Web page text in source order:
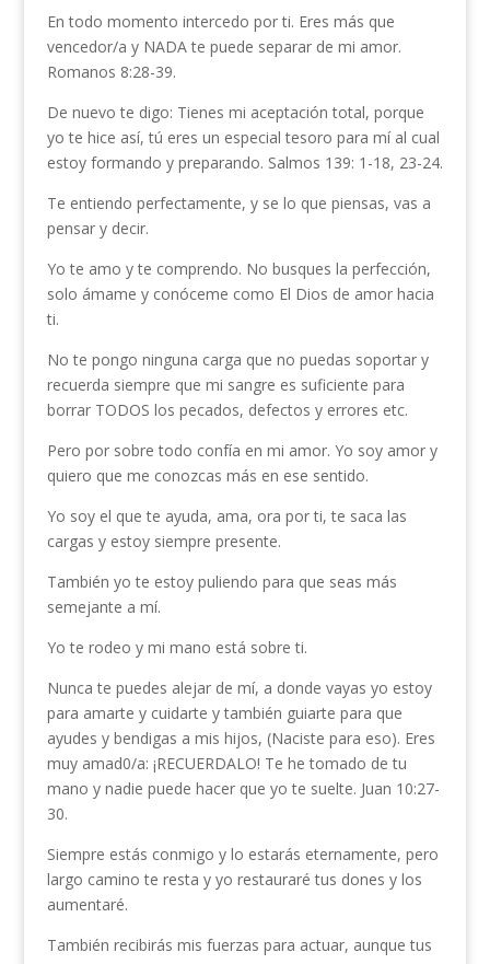
En todo momento intercedo por ti. Eres más que
vencedor/a y NADA te puede separar de mi amor.
Romanos 8:28-39.
De nuevo te digo: Tienes mi aceptación total, porque
yo te hice así, tú eres un especial tesoro para mí al cual
estoy formando y preparando. Salmos 139: 1-18, 23-24.
Te entiendo perfectamente, y se lo que piensas, vas a
pensar y decir.
Yo te amo y te comprendo. No busques la perfección,
solo ámame y conóceme como El Dios de amor hacia
ti.
No te pongo ninguna carga que no puedas soportar y
recuerda siempre que mi sangre es suficiente para
borrar TODOS los pecados, defectos y errores etc.
Pero por sobre todo confía en mi amor. Yo soy amor y
quiero que me conozcas más en ese sentido.
Yo soy el que te ayuda, ama, ora por ti, te saca las
cargas y estoy siempre presente.
También yo te estoy puliendo para que seas más
semejante a mí.
Yo te rodeo y mi mano está sobre ti.
Nunca te puedes alejar de mí, a donde vayas yo estoy
para amarte y cuidarte y también guiarte para que
ayudes y bendigas a mis hijos, (Naciste para eso). Eres
muy amad0/a: ¡RECUERDALO! Te he tomado de tu
mano y nadie puede hacer que yo te suelte. Juan 10:27-
30.
Siempre estás conmigo y lo estarás eternamente, pero
largo camino te resta y yo restauraré tus dones y los
aumentaré.
También recibirás mis fuerzas para actuar, aunque tus